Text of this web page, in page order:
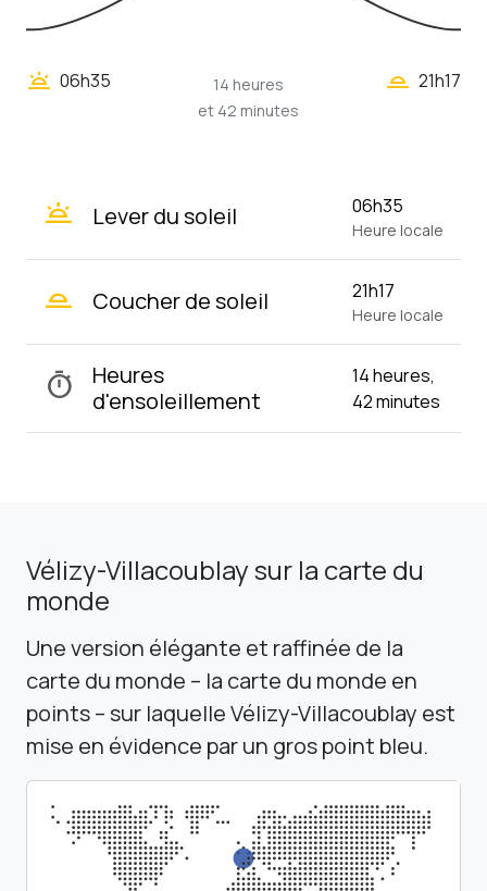
wb_twilight 06h35
14 heures
et 42 minutes
wb_twilight_2 21h17
wb_twilight Lever du soleil 06h35
Heure locale
wb_twilight_2 Coucher de soleil 21h17
Heure locale
timer
Heures
d'ensoleillement
14 heures,
42 minutes
Vélizy-Villacoublay sur la carte du
monde
Une version élégante et raffinée de la
carte du monde – la carte du monde en
points – sur laquelle Vélizy-Villacoublay est
mise en évidence par un gros point bleu.